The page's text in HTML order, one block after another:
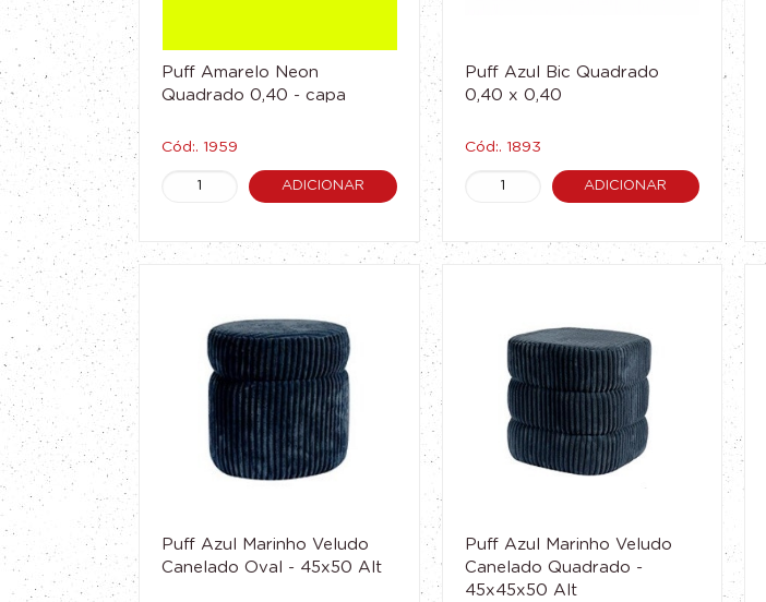
Puff Amarelo Neon
Quadrado 0,40 - capa
Cód:. 1959
ADICIONAR
Puff Azul Bic Quadrado
0,40 x 0,40
Cód:. 1893
ADICIONAR
Puff Azul Marinho Veludo
Canelado Oval - 45x50 Alt
Puff Azul Marinho Veludo
Canelado Quadrado -
45x45x50 Alt